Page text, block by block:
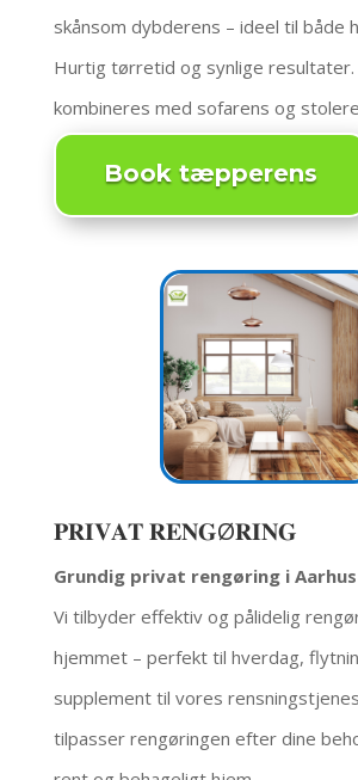
skånsom dybderens – ideel til både
Hurtig tørretid og synlige resultater.
kombineres med sofarens og
Book tæpperens
𝐏𝐑𝐈𝐕𝐀𝐓 𝐑𝐄𝐍𝐆Ø𝐑𝐈𝐍𝐆
Grundig privat rengøring i
Vi tilbyder effektiv og pålidelig
hjemmet – perfekt til hverdag,
supplement til vores
tilpasser rengøringen efter dine